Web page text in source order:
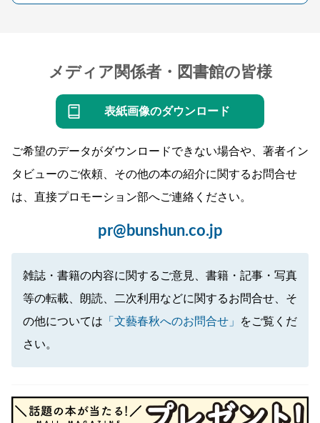
メディア関係者・図書館の皆様
表紙画像のダウンロード
ご希望のデータがダウンロードできない場合や、著者イン
タビューのご依頼、その他の本の紹介に関するお問合せ
は、直接プロモーション部へご連絡ください。
pr@bunshun.co.jp
雑誌・書籍の内容に関するご意見、書籍・記事・写真
等の転載、朗読、二次利用などに関するお問合せ、そ
の他については 「文藝春秋へのお問合せ」
をご覧くだ
さい。